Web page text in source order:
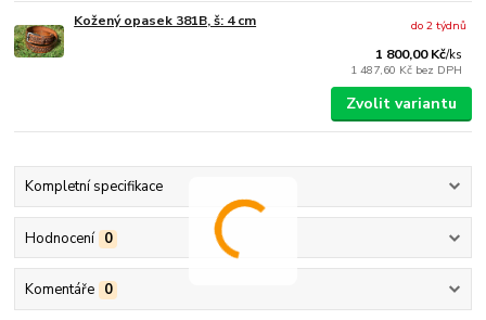
Kožený opasek 381B, š: 4 cm
1 800,00 Kč/ks
1 487,60 Kč bez DPH
do 2 týdnů
Zvolit variantu
Kompletní specifikace
Hodnocení 0
Komentáře 0